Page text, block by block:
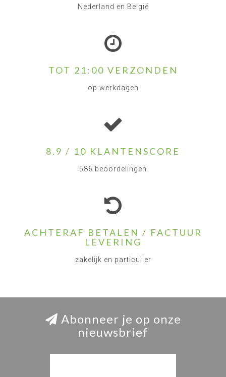
Nederland en België
TOT 21:00 VERZONDEN
op werkdagen
8.9 / 10 KLANTENSCORE
586 beoordelingen
ACHTERAF BETALEN / FACTUUR
LEVERING
zakelijk en particulier
Abonneer je op onze
nieuwsbrief